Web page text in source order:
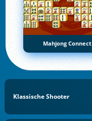
Mahjong Connect
Klassische Shooter